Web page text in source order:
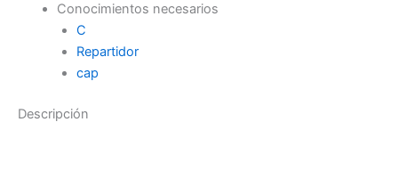
Conocimientos necesarios
C
Repartidor
cap
Descripción